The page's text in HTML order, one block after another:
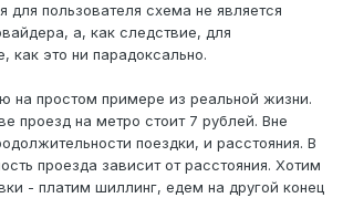
для пользователя схема не является
а, как следствие, для
как это ни парадоксально.
на простом примере из реальной жизни.
проезд на метро стоит 7 рублей. Вне
поездки, и расстояния. В
проезда зависит от расстояния. Хотим
- платим шиллинг, едем на другой конец